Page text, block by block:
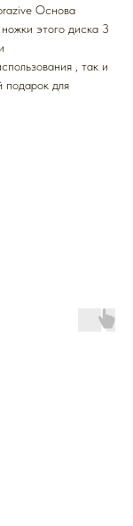
Основа
этого диска 3
, так и
подарок для